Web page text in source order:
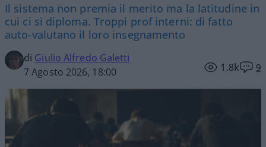
Il sistema non premia il merito ma la latitudine in
cui ci si diploma. Troppi prof interni: di fatto
auto-valutano il loro insegnamento
di Giulio Alfredo Galetti
7 Agosto 2026, 18:00
1.8k 9